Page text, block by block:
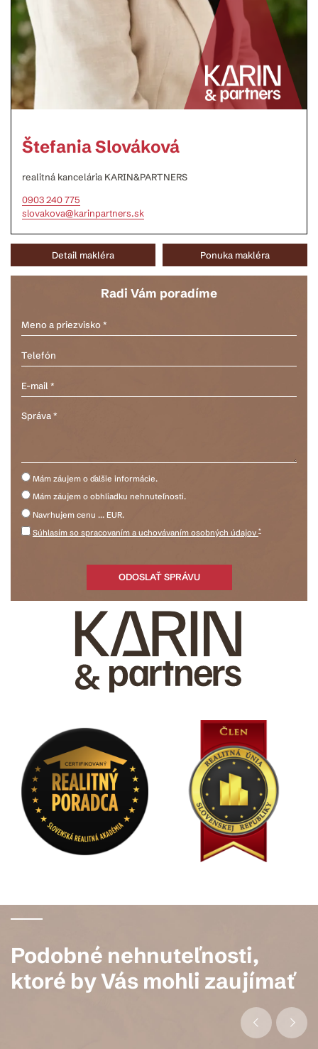
Štefania Slováková
realitná kancelária KARIN&PARTNERS
0903 240 775
slovakova@karinpartners.sk
Detail makléra Ponuka makléra
Radi Vám poradíme
Mám záujem o ďalšie informácie.
Mám záujem o obhliadku nehnuteľnosti.
Navrhujem cenu ... EUR.
Súhlasím so spracovaním a uchovávaním osobných údajov *
Podobné nehnuteľnosti,
ktoré by Vás mohli zaujímať